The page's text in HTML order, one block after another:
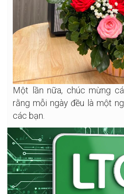
Một lần nữa, chúc mừng
rằng mỗi ngày đều là một
các bạn.